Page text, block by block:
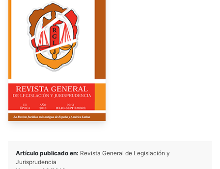
Artículo publicado en: Revista General de Legislación y
Jurisprudencia